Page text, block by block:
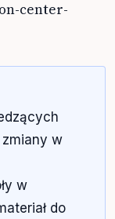
center-
w
w
do